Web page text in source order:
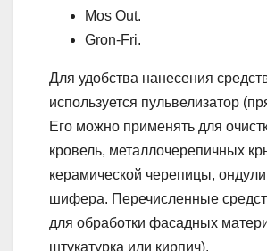
Mos Out.
Gron-Fri.
Для удобства нанесения
используется пульвелизатор
Его можно применять для
кровель, металлочерепичных
керамической черепицы,
шифера. Перечисленные
для обработки фасадных
штукатурка или кирпич).